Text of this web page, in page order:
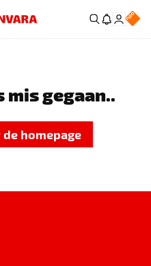
mis gegaan..
homepage